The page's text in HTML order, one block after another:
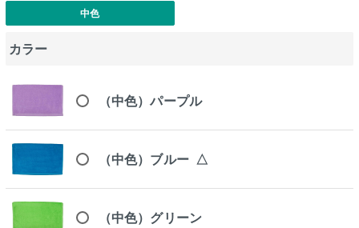
中色
カラー
（中色）パープル
（中色）ブルー △
（中色）グリーン